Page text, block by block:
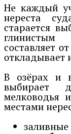
Не каждый
нереста
старается
глинистым
составляет
откладывает
В озёрах и
выбирает
мелководья
местами
заливные